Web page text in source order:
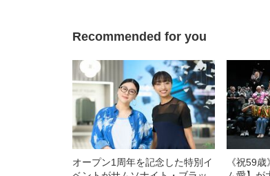
Recommended for you
オープン1周年を記念した特別イ
《祝59